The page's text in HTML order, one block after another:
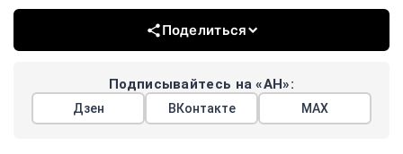
Поделиться
Подписывайтесь на «АН»:
Дзен ВКонтакте МАХ